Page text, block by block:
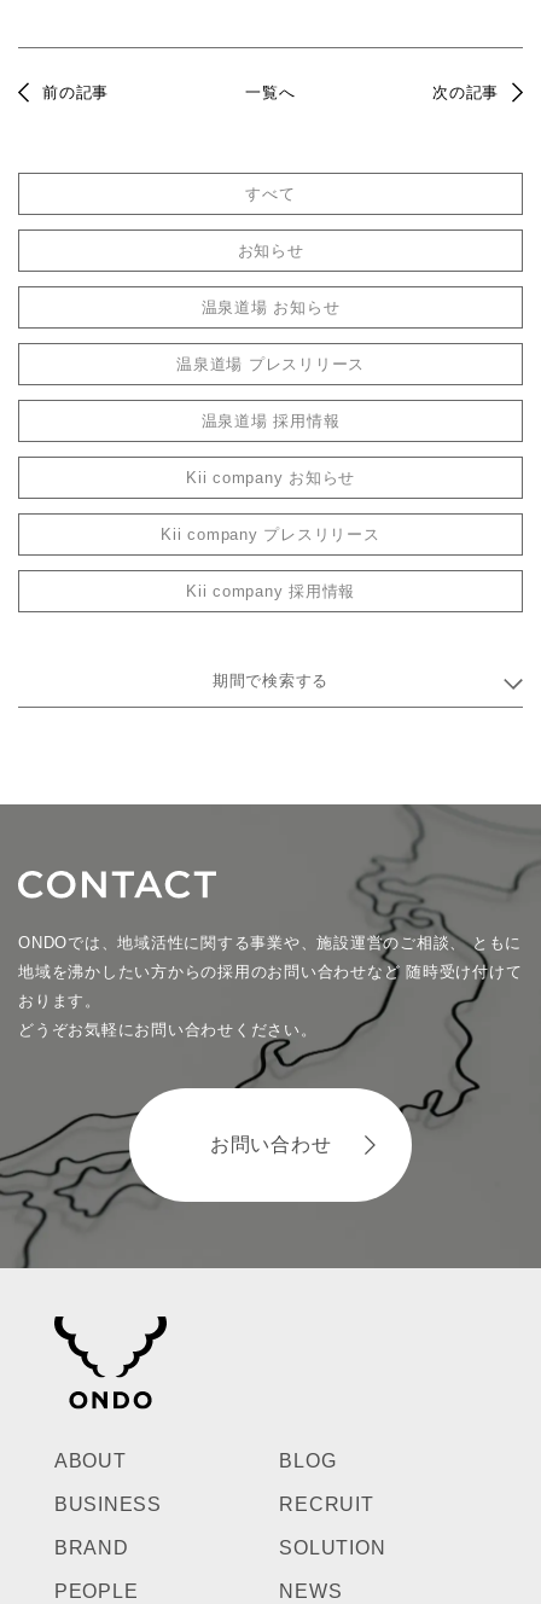
前の記事 一覧へ 次の記事
すべて
お知らせ
温泉道場 お知らせ
温泉道場 プレスリリース
温泉道場 採用情報
Kii company お知らせ
Kii company プレスリリース
Kii company 採用情報
期間で検索する
ONDOでは、地域活性に関する事業や、施設運営のご相談、ともに
地域を沸かしたい方からの採用のお問い合わせなど 随時受け付けて
おります。
どうぞお気軽にお問い合わせください。
お問い合わせ
ABOUT
BUSINESS
BRAND
PEOPLE
BLOG
RECRUIT
SOLUTION
NEWS